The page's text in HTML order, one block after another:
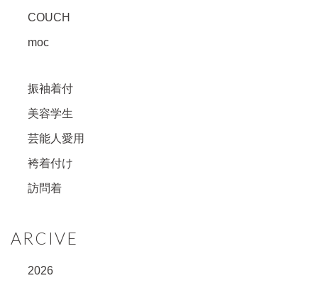
COUCH
moc
振袖着付
美容学生
芸能人愛用
袴着付け
訪問着
ARCIVE
2026